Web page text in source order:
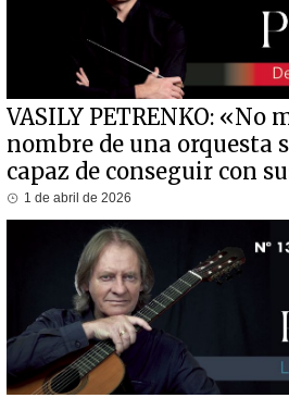
VASILY PETRENKO: «No
nombre de una orquesta
capaz de conseguir con
1 de abril de 2026